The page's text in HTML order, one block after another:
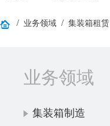
/ 业务领域 / 集装箱租赁
业务领域
集装箱制造